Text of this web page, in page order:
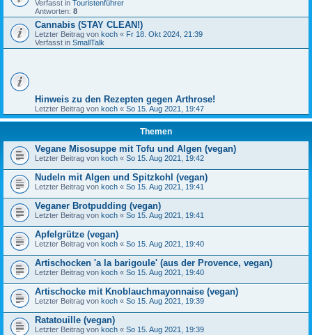
Verfasst in Touristenführer
Antworten: 8
Cannabis (STAY CLEAN!)
Letzter Beitrag von koch « Fr 18. Okt 2024, 21:39
Verfasst in SmallTalk
Hinweis zu den Rezepten gegen Arthrose!
Letzter Beitrag von koch « So 15. Aug 2021, 19:47
Themen
Vegane Misosuppe mit Tofu und Algen (vegan)
Letzter Beitrag von koch « So 15. Aug 2021, 19:42
Nudeln mit Algen und Spitzkohl (vegan)
Letzter Beitrag von koch « So 15. Aug 2021, 19:41
Veganer Brotpudding (vegan)
Letzter Beitrag von koch « So 15. Aug 2021, 19:41
Apfelgrütze (vegan)
Letzter Beitrag von koch « So 15. Aug 2021, 19:40
Artischocken 'a la barigoule' (aus der Provence, vegan)
Letzter Beitrag von koch « So 15. Aug 2021, 19:40
Artischocke mit Knoblauchmayonnaise (vegan)
Letzter Beitrag von koch « So 15. Aug 2021, 19:39
Ratatouille (vegan)
Letzter Beitrag von koch « So 15. Aug 2021, 19:39